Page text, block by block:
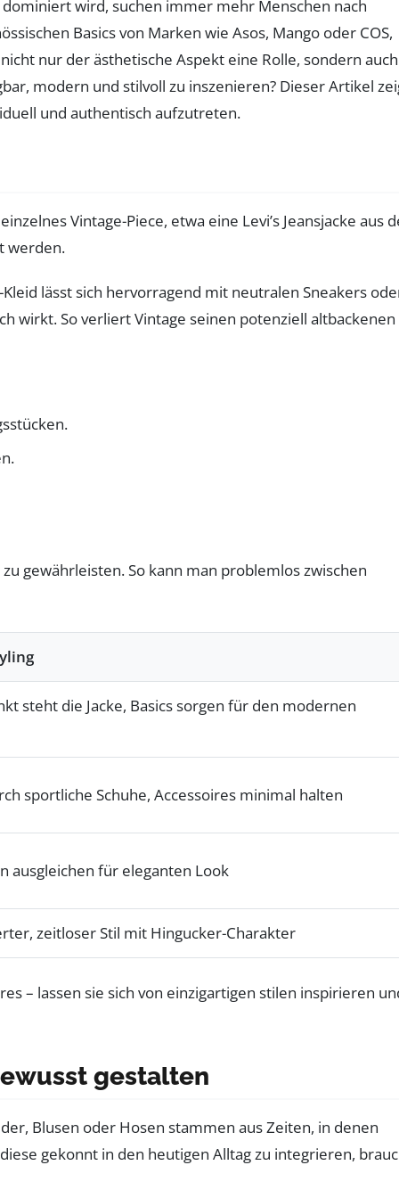
wird, suchen immer mehr Menschen nach
Basics von Marken wie Asos, Mango oder COS,
nur der ästhetische Aspekt eine Rolle, sondern auch
modern und stilvoll zu inszenieren? Dieser Artikel
und authentisch aufzutreten.
Vintage-Piece, etwa eine Levi’s Jeansjacke aus
werden.
lässt sich hervorragend mit neutralen Sneakers
wirkt. So verliert Vintage seinen potenziell altbackenen
gewährleisten. So kann man problemlos zwischen
steht die Jacke, Basics sorgen für den modernen
sportliche Schuhe, Accessoires minimal halten
ausgleichen für eleganten Look
zeitloser Stil mit Hingucker-Charakter
gestalten
Blusen oder Hosen stammen aus Zeiten, in denen
gekonnt in den heutigen Alltag zu integrieren,